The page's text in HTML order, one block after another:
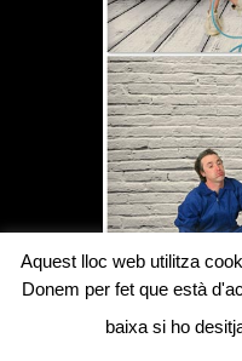
Aquest lloc web utilitza
Donem per fet que està
baixa si ho